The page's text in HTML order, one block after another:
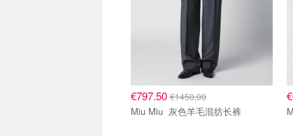
€797.50 €1450.00
Miu Miu 灰色羊毛混纺长裤